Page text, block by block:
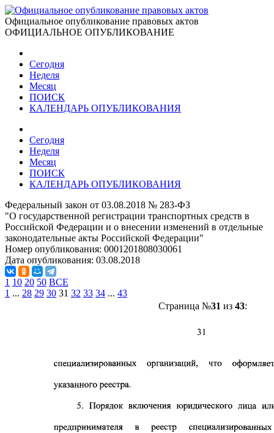
Официальное опубликование правовых актов
ОФИЦИАЛЬНОЕ ОПУБЛИКОВАНИЕ
Сегодня
Неделя
Месяц
ПОИСК
КАЛЕНДАРЬ ОПУБЛИКОВАНИЯ
Сегодня
Неделя
Месяц
ПОИСК
КАЛЕНДАРЬ ОПУБЛИКОВАНИЯ
Федеральный закон от 03.08.2018 № 283-ФЗ
"О государственной регистрации транспортных средств в
Российской Федерации и о внесении изменений в отдельные
законодательные акты Российской Федерации"
Номер опубликования: 0001201808030061
Дата опубликования: 03.08.2018
1 10 20 50 ВСЕ
1 ... 28 29 30 31 32 33 34 ... 43
Страница №31 из 43: